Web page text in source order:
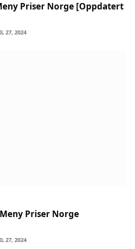
Priser Norge [Oppdatert
27, 2024
Priser Norge
27, 2024